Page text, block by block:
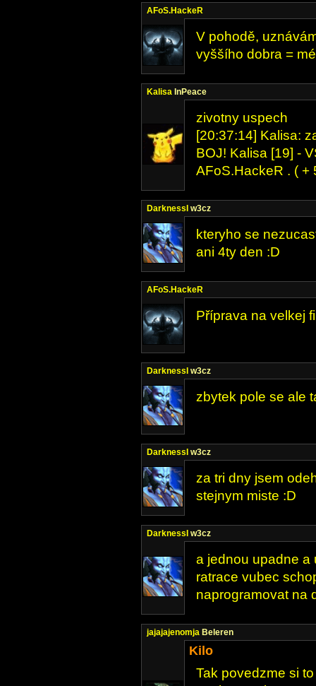
AFoS.HackeR
V pohodě,
vyššího dobra =
Kalisa InPeace
zivotny uspech
[20:37:14] Kalisa:
BOJ! Kalisa [19] -
AFoS.HackeR . ( +
DarknessI w3cz
kteryho se
ani 4ty den :D
AFoS.HackeR
Příprava na velkej
DarknessI w3cz
zbytek pole se ale
DarknessI w3cz
za tri dny jsem
stejnym miste :D
DarknessI w3cz
a jednou upadne a
ratrace vubec
naprogramovat na
jajajajenomja Beleren
Kilo
Tak povedzme si